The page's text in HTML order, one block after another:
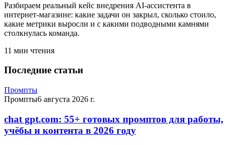
Разбираем реальный кейс внедрения AI-ассистента в
интернет-магазине: какие задачи он закрыл, сколько стоило,
какие метрики выросли и с какими подводными камнями
столкнулась команда.
11 мин чтения
Последние статьи
Промпты
Промпты6 августа 2026 г.
chat gpt.com: 55+ готовых промптов для работы,
учёбы и контента в 2026 году